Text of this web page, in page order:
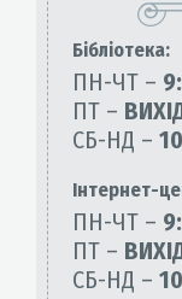
Бiблiотека:
ПН-ЧТ –
ПТ –
СБ-НД –
Інтернет-
ПН-ЧТ –
ПТ –
СБ-НД –